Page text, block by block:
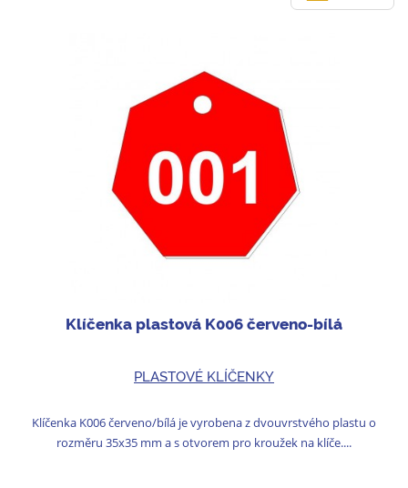
Klíčenka plastová K006 červeno-bílá
PLASTOVÉ KLÍČENKY
Klíčenka K006 červeno/bílá je vyrobena z dvouvrstvého plastu o
rozměru 35x35 mm a s otvorem pro kroužek na klíče....